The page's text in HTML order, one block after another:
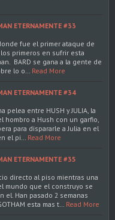
ETERNAMENTE #33
fue el primer ataque de
primeros en sufrir esta
BARD se gana a la gente de
lo o…
Read More
ETERNAMENTE #34
pelea entre HUSH y JULIA, la
hombro a Hush con un garfio,
para dispararle a Julia en el
el pi…
Read More
ETERNAMENTE #35
directo al piso mientras una
mundo que el construyo se
el. Han pasado 2 semanas
esta mas t…
Read More